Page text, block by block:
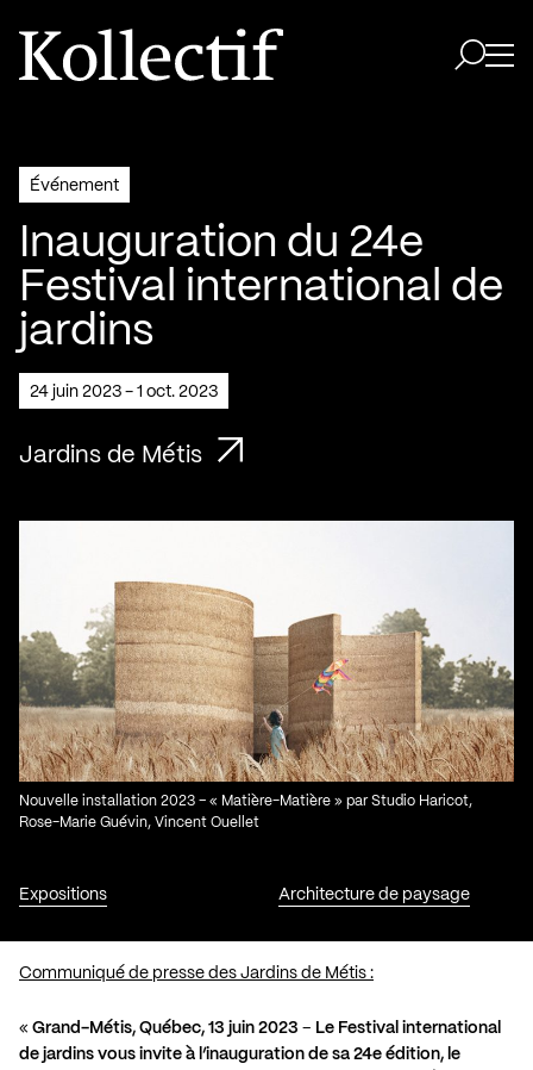
Aller à la page d'accueil
Logo Kollectif
Événement
Inauguration du 24e
Festival international de
jardins
24 juin 2023 - 1 oct. 2023
Jardins de Métis
Expositions Architecture de paysage
Nouvelle installation 2023 – « Matière-Matière » par Studio Haricot,
Rose-Marie Guévin, Vincent Ouellet
Communiqué de presse des Jardins de Métis :
« Grand-Métis, Québec, 13 juin 2023 – Le Festival international
de jardins vous invite à l’inauguration de sa 24e édition, le